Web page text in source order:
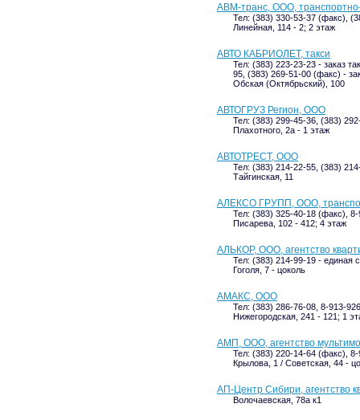
АВМ-транс, ООО,
Тел: (383) 330-53-37 (факс),
Линейная, 114 - 2; 2 этаж
АВТО КАБРИОЛЕТ, такси
Тел: (383) 223-23-23 - заказ
95, (383) 269-51-00 (факс) -
Обская (Октябрьский), 100
АВТОГРУЗ Регион, ООО
Тел: (383) 299-45-36, (383)
Плахотного, 2а - 1 этаж
АВТОТРЕСТ, ООО
Тел: (383) 214-22-55, (383)
Тайгинская, 11
АЛЕКСО ГРУПП, ООО,
Тел: (383) 325-40-18 (факс),
Писарева, 102 - 412; 4 этаж
АЛЬКОР, ООО, агентство
Тел: (383) 214-99-19 - единая
Гоголя, 7 - цоколь
АМАКС, ООО
Тел: (383) 286-76-08, 8-913-
Нижегородская, 241 - 121; 1
АМП, ООО, агентство
Тел: (383) 220-14-64 (факс),
Крылова, 1 / Советская, 44 -
АП-Центр Сибири, агентство
Волочаевская, 78а к1